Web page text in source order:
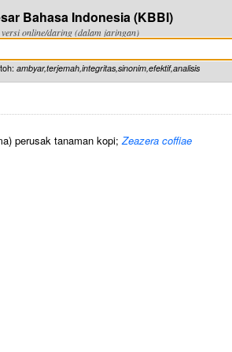
Bahasa Indonesia (KBBI)
versi online/daring (dalam jaringan)
ambyar,terjemah,integritas,sinonim,efektif,analisis
perusak tanaman kopi;Zeazera coffiae